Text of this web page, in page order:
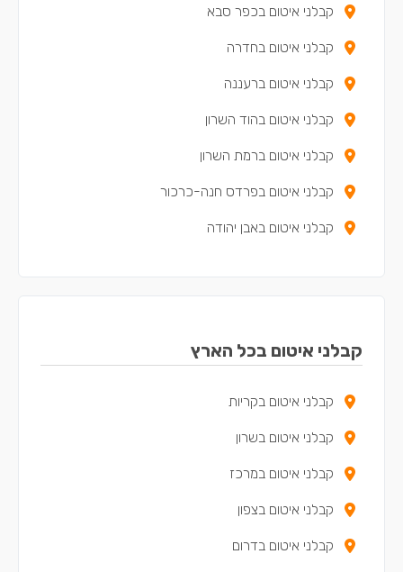
קבלני איטום בכפר סבא
קבלני איטום בחדרה
קבלני איטום ברעננה
קבלני איטום בהוד השרון
קבלני איטום ברמת השרון
קבלני איטום בפרדס חנה-כרכור
קבלני איטום באבן יהודה
קבלני איטום בכפר יונה
קבלני איטום בקדימה-צורן
קבלני איטום באור עקיבא
קבלני איטום בבנימינה-גבעת עדה
קבלני איטום בתל מונד
קבלני איטום בכוכב יאיר - צור יגאל
קבלני איטום באלפי מנשה
קבלני איטום בכל הארץ
קבלני איטום בקריות
קבלני איטום בשרון
קבלני איטום במרכז
קבלני איטום בצפון
קבלני איטום בדרום